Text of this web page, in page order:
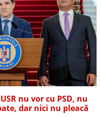
nu vor cu PSD, nu
dar nici nu pleacă